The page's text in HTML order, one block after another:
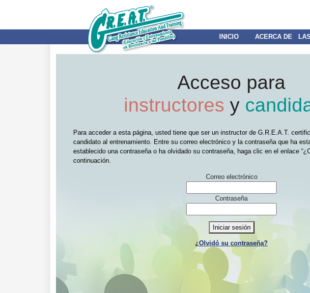
INICIO ACERCA DE
Acceso para
instructores y
Para acceder a esta página, usted tiene que ser un instructor de G.R.E.A.T.
candidato al entrenamiento. Entre su correo electrónico y la contraseña que ha
establecido una contraseña o ha olvidado su contraseña, haga clic en el enlace
continuación.
Correo electrónico
Contraseña
Iniciar sesión
¿Olvidó su contraseña?